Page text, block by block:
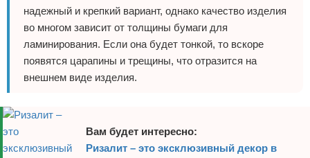
надежный и крепкий вариант, однако качество изделия
во многом зависит от толщины бумаги для
ламинирования. Если она будет тонкой, то вскоре
появятся царапины и трещины, что отразится на
внешнем виде изделия.
Вам будет интересно:
Ризалит – это эксклюзивный декор в